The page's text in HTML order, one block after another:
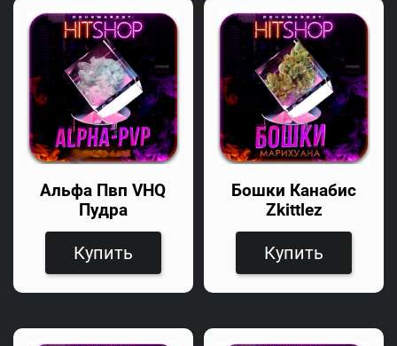
Альфа Пвп VHQ
Пудра
Купить
Бошки Канабис
Zkittlez
Купить